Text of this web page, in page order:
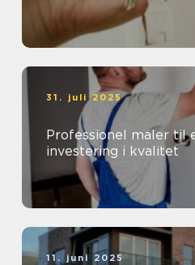
31. juli 2025
Professionel maler til
investering i kvalitet
11. juni 2025